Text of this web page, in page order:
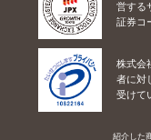
営する
証券コ
株式会
者に対
受けて
紹介した